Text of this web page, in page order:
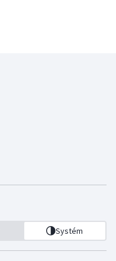
Systém